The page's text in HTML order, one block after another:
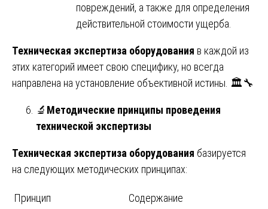
повреждений, а также для определения
действительной стоимости ущерба.
Техническая экспертиза оборудования в каждой из
этих категорий имеет свою специфику, но всегда
направлена на установление объективной истины. 🏛️🔧
🔬 Методические принципы проведения
технической экспертизы
Техническая экспертиза оборудования базируется
на следующих методических принципах:
Принцип Содержание